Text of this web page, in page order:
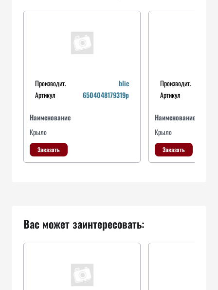
Производит.
blic
Артикул
6504048179319p
Наименование
Крыло
Заказать
Производит.
Артикул
Наименование
Крыло
Заказать
Вас может заинтересовать: